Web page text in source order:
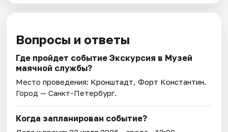
Вопросы и ответы
Где пройдет событие Экскурсия в Музей
маячной службы?
Место проведения: Кронштадт, Форт Константин.
Город — Санкт-Петербург.
Когда запланирован событие?